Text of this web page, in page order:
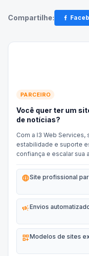
Compartilhe:
PARCEIRO
Você quer ter um
de notícias?
Com a I3 Web
estabilidade e suporte
confiança e escalar sua
languageSite profissional
campaignEnvios
dashboard_customizeModelos de sites